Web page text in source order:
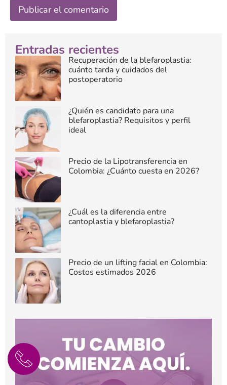
Entradas recientes
Recuperación de la blefaroplastia:
cuánto tarda y cuidados del
postoperatorio
¿Quién es candidato para una
blefaroplastia? Requisitos y perfil
ideal
Precio de la Lipotransferencia en
Colombia: ¿Cuánto cuesta en 2026?
¿Cuál es la diferencia entre
cantoplastia y blefaroplastia?
Precio de un lifting facial en Colombia:
Costos estimados 2026